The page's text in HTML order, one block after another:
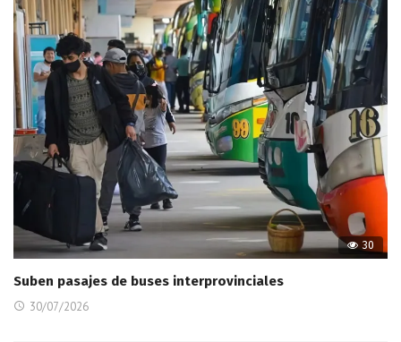
30
Suben pasajes de buses interprovinciales
30/07/2026